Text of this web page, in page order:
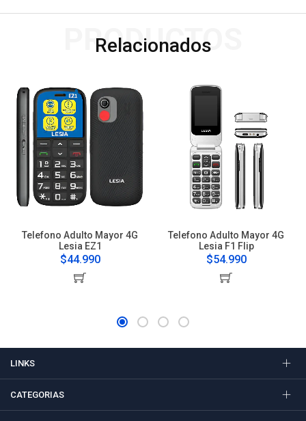
Relacionados
PRODUCTOS
Telefono Adulto Mayor 4G
Lesia EZ1
$44.990
Telefono Adulto Mayor 4G
Lesia F1 Flip
$54.990
LINKS
CATEGORIAS